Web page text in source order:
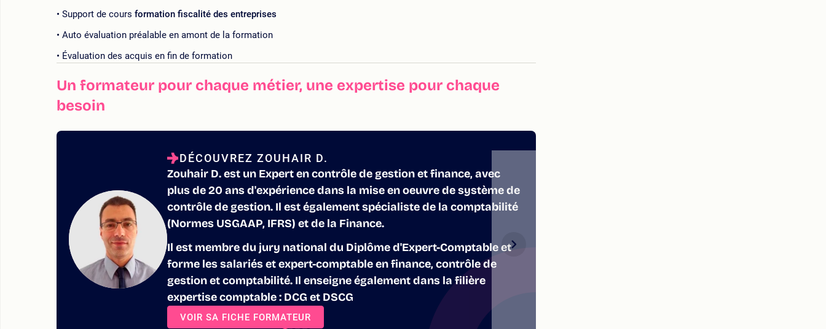
Support de cours formation fiscalité des entreprises
Auto évaluation préalable en amont de la formation
Évaluation des acquis en fin de formation
Un formateur pour chaque métier, une expertise pour chaque
besoin
DÉCOUVREZ ZOUHAIR D.
Zouhair D. est un Expert en contrôle de gestion et finance, avec
plus de 20 ans d'expérience dans la mise en oeuvre de système de
contrôle de gestion. Il est également spécialiste de la comptabilité
(Normes USGAAP, IFRS) et de la Finance.
Il est membre du jury national du Diplôme d'Expert-Comptable et
forme les salariés et expert-comptable en finance, contrôle de
gestion et comptabilité. Il enseigne également dans la filière
expertise comptable : DCG et DSCG
VOIR SA FICHE FORMATEUR